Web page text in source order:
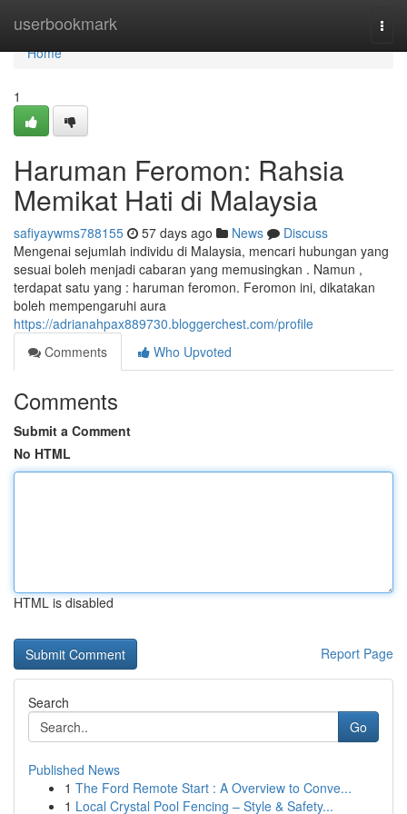
userbookmark
Home
Home
1
Haruman Feromon: Rahsia
Memikat Hati di Malaysia
safiyaywms788155 57 days ago News
Discuss
Mengenai sejumlah individu di Malaysia, mencari hubungan yang
sesuai boleh menjadi cabaran yang memusingkan . Namun ,
terdapat satu yang : haruman feromon. Feromon ini, dikatakan
boleh mempengaruhi aura
https://adrianahpax889730.bloggerchest.com/profile
Comments
Who Upvoted
Comments
Submit a Comment
No HTML
HTML is disabled
Report Page
Search
Go
Published News
1 The Ford Remote Start : A Overview to Conve...
1 Local Crystal Pool Fencing – Style & Safety...